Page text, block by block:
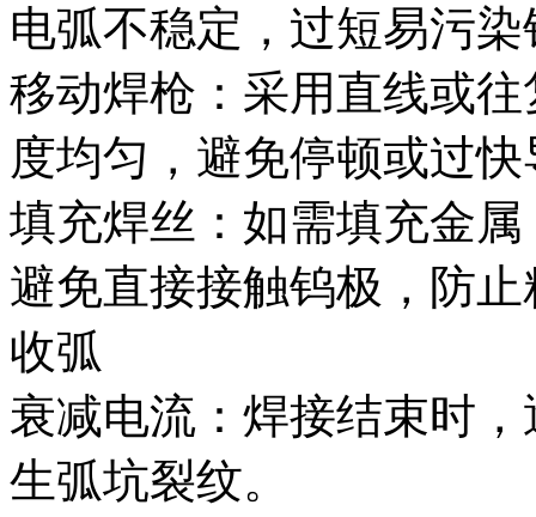
电弧不稳定，过短易污染
移动焊枪：采用直线或
度均匀，避免停顿或过
填充焊丝：如需填充金
避免直接接触钨极，防止
收弧
衰减电流：焊接结束时
生弧坑裂纹。